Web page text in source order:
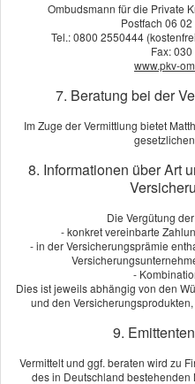
Telefon:
Todesfallleistung:
Anmerkungen
Ich bin einverstanden mit
Ombudsmann für die Private
Postfach 06
Tel.: 0800 2550444
Fax:
www.pkv-
7. Beratung bei der
Im Zuge der Vermittlung bietet
8. Informationen über Art
Die Vergütung
- konkret vereinbarte
- in der Versicherungsprämie
-
Dies ist jeweils abhängig von den
und den
9.
Vermittelt und ggf. beraten wird zu
des in Deutschland